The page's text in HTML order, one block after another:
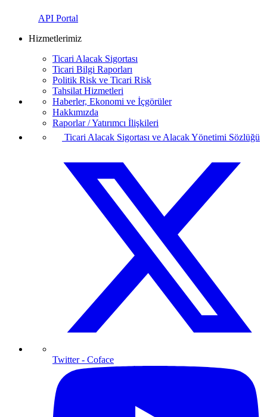
API Portal
Hizmetlerimiz
Ticari Alacak Sigortası
Ticari Bilgi Raporları
Politik Risk ve Ticari Risk
Tahsilat Hizmetleri
Haberler, Ekonomi ve İçgörüler
Hakkımızda
Raporlar / Yatırımcı İlişkileri
Ticari Alacak Sigortası ve Alacak Yönetimi Sözlüğü
Twitter- Coface